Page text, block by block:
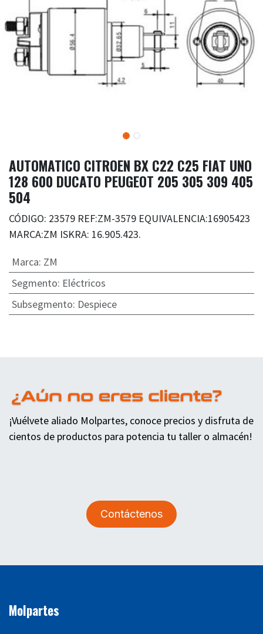
AUTOMATICO CITROEN BX C22 C25 FIAT UNO
128 600 DUCATO PEUGEOT 205 305 309 405
504
CÓDIGO: 23579 REF:ZM-3579 EQUIVALENCIA:16905423
MARCA:ZM ISKRA: 16.905.423.
Marca: ZM
Segmento: Eléctricos
Subsegmento: Despiece
¡Vuélvete aliado Molpartes, conoce precios y disfruta de
cientos de productos para potencia tu taller o almacén!
Contáctenos
Molpartes